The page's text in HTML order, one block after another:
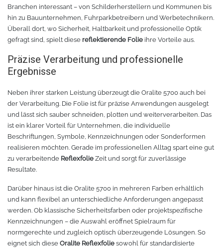
Branchen interessant – von Schilderherstellern und Kommunen bis
hin zu Bauunternehmen, Fuhrparkbetreibern und Werbetechnikern.
Überall dort, wo Sicherheit, Haltbarkeit und professionelle Optik
gefragt sind, spielt diese reflektierende Folie ihre Vorteile aus.
Präzise Verarbeitung und professionelle
Ergebnisse
Neben ihrer starken Leistung überzeugt die Oralite 5700 auch bei
der Verarbeitung. Die Folie ist für präzise Anwendungen ausgelegt
und lässt sich sauber schneiden, plotten und weiterverarbeiten. Das
ist ein klarer Vorteil für Unternehmen, die individuelle
Beschriftungen, Symbole, Kennzeichnungen oder Sonderformen
realisieren möchten. Gerade im professionellen Alltag spart eine gut
zu verarbeitende Reflexfolie Zeit und sorgt für zuverlässige
Resultate.
Darüber hinaus ist die Oralite 5700 in mehreren Farben erhältlich
und kann flexibel an unterschiedliche Anforderungen angepasst
werden. Ob klassische Sicherheitsfarben oder projektspezifische
Kennzeichnungen – die Auswahl eröffnet Spielraum für
normgerechte und zugleich optisch überzeugende Lösungen. So
eignet sich diese Oralite Reflexfolie sowohl für standardisierte